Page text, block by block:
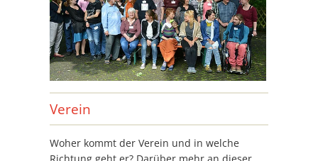
Verein
Woher kommt der Verein und in welche